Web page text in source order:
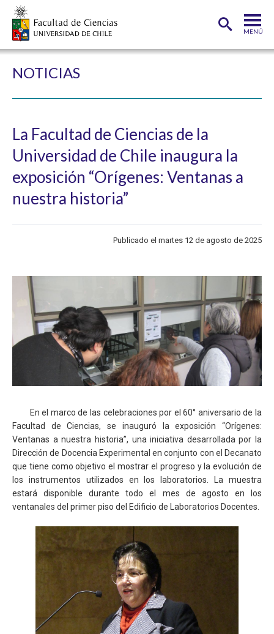
MENÚ
CARRERAS
POSTGRADOS
INVESTIGACIÓN
ACADÉMICOS
NOTICIAS
La Facultad de Ciencias de la
Universidad de Chile inaugura la
exposición “Orígenes: Ventanas a
nuestra historia”
Publicado el martes 12 de agosto de 2025
En el marco de las celebraciones por el 60° aniversario de la
Facultad de Ciencias, se inauguró la exposición “Orígenes:
Ventanas a nuestra historia”, una iniciativa desarrollada por la
Dirección de Docencia Experimental en conjunto con el Decanato
que tiene como objetivo el mostrar el progreso y la evolución de
los instrumentos utilizados en los laboratorios. La muestra
estará disponible durante todo el mes de agosto en los
ventanales del primer piso del Edificio de Laboratorios Docentes.